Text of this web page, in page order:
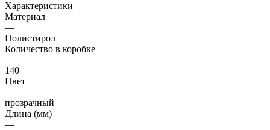
Характеристики
Материал
—
Полистирол
Количество в коробке
—
140
Цвет
—
прозрачный
Длина (мм)
—